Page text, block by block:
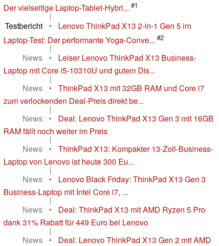
Der vielseitige Laptop-Tablet-Hybri... #1
|
Testbericht
•
Lenovo ThinkPad X13 2-in-1 Gen 5 im
Laptop-Test: Der performante Yoga-Conve... #2
|
News
•
Leiser Lenovo ThinkPad X13 Business-
Laptop mit Core i5-10310U und gutem Dis...
|
News
•
ThinkPad X13 mit 32GB RAM und Core i7
zum verlockenden Deal-Preis direkt be...
|
News
•
Deal: Lenovo ThinkPad X13 Gen 3 mit 16GB
RAM fällt noch weiter im Preis
|
News
•
ThinkPad X13: Kompakter 13-Zoll-Business-
Laptop von Lenovo ist heute 300 Eu...
|
News
•
Lenovo Black Friday: ThinkPad X13 Gen 3
Business-Laptop mit Intel Core i7, ...
|
News
•
Deal: ThinkPad X13 mit AMD Ryzen 5 Pro
dank 31% Rabatt für 449 Euro bei Lenovo
|
News
•
Deal: Lenovo ThinkPad X13 Gen 2 mit AMD